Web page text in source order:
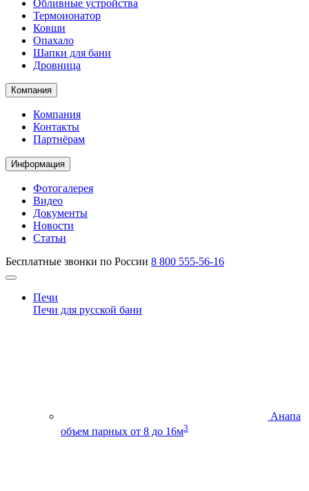
Обливные устройства
Термоионатор
Ковши
Опахало
Шапки для бани
Дровница
Компания
Компания
Контакты
Партнёрам
Информация
Фотогалерея
Видео
Документы
Новости
Статьи
Бесплатные звонки по России 8 800 555-56-16
Печи
Печи для русской бани
Анапа
объем парных от 8 до 16м3